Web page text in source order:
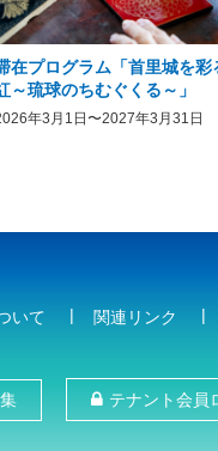
在プログラム「首里城を彩
～琉球のちむぐくる～」
年3月1日〜2027年3月31日
いて 関連リンク
テナント会員